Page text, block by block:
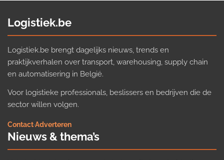
Logistiek.be
Logistiek.be brengt dagelijks nieuws, trends en
praktijkverhalen over transport, warehousing, supply chain
en automatisering in België.
Voor logistieke professionals, beslissers en bedrijven die de
sector willen volgen.
Contact·Adverteren
Nieuws & thema’s